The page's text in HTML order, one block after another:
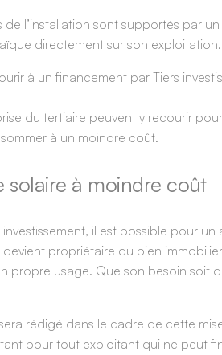
de l’installation sont supportés par
directement sur son exploitation.
à un financement par Tiers
du tertiaire peuvent y recourir
à un moindre coût.
solaire à moindre coût
il est possible pour
propriétaire du bien
usage. Que son besoin soit
rédigé dans le cadre de cette
pour tout exploitant qui ne peut